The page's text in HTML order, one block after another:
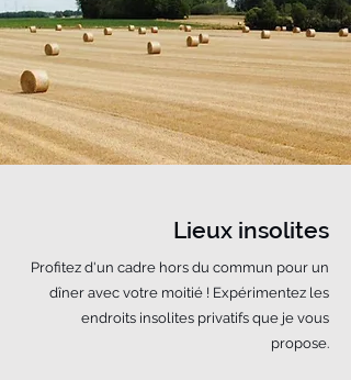
Lieux insolites
Profitez d'un cadre hors du commun pour un
dîner avec votre moitié ! Expérimentez les
endroits insolites privatifs que je vous
propose.